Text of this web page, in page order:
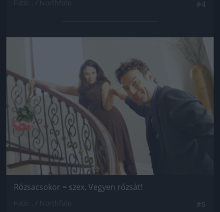
Rózsacsokor = szex. Vegyen rózsát!